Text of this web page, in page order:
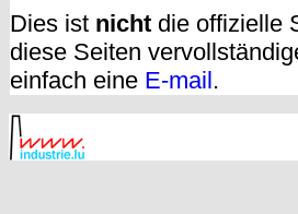
Dies ist nicht die offizielle
diese Seiten
einfach eine E-mail.